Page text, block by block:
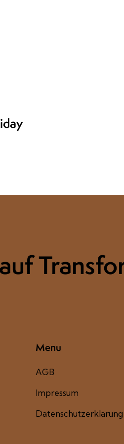
Menu
AGB
Impressum
Datenschutzerklärung